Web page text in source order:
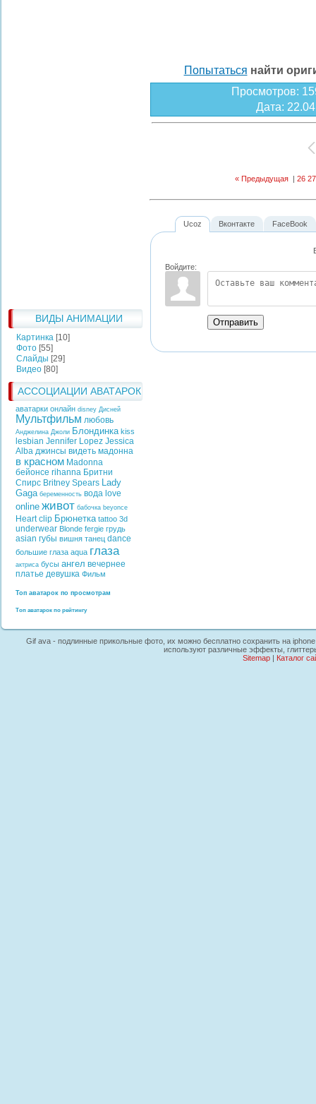
ВИДЫ АНИМАЦИИ
Картинка [10]
Фото [55]
Слайды [29]
Видео [80]
АССОЦИАЦИИ АВАТАРОК
аватарки онлайн disney Дисней
Мультфильм любовь
Анджелина Джоли Блондинка kiss
lesbian Jennifer Lopez Jessica
Alba джинсы видеть мадонна
в красном Madonna
бейонсе rihanna Бритни
Спирс Britney Spears Lady
Gaga беременность вода love
online живот бабочка beyonce
Heart clip Брюнетка tattoo 3d
underwear Blonde fergie грудь
asian губы вишня танец dance
большие глаза aqua глаза
актриса бусы ангел вечернее
платье девушка Фильм
Топ аватарок по просмотрам
Топ аватарок по рейтингу
Попытаться найти
Просмотров:
Дата:
« Предыдущая | 26 27
Ucoz
Войдите:
Отправить
Вконтакте FaceBook
Gif ava - подлинные прикольные фото, их можно бесплатно сохранить на
используют различные эффекты,
Sitemap| Каталог